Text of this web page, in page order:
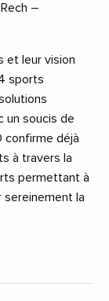
–
et leur vision
sports
un soucis de
confirme déjà
à travers la
permettant à
sereinement la